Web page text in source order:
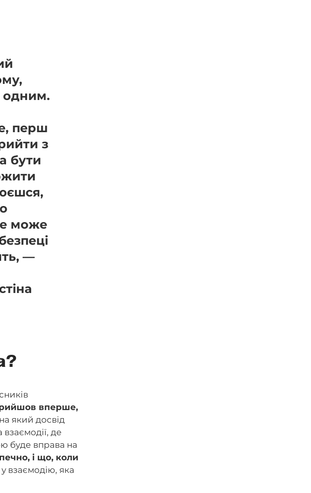
одним.
перш
з
бути
може
—
вперше,
який досвід
де
буде вправа на
і що, коли
взаємодію, яка